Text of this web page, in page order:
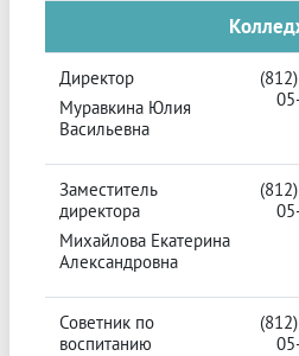
Директор
Муравкина Юлия
Васильевна
Заместитель
директора
Михайлова Екатерина
Александровна
Советник по
воспитанию